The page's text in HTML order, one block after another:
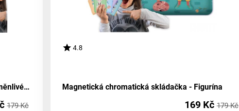
Magnetická chromatická skládačka - Proměnlivé obličeje
179 Kč
4.8
Magnetická chromatická skládačka - Figurína
169 Kč 179 Kč